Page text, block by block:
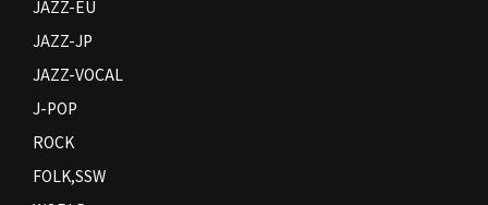
JAZZ-EU
JAZZ-JP
JAZZ-VOCAL
J-POP
ROCK
FOLK,SSW